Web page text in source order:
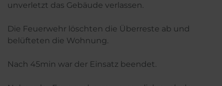
unverletzt das Gebäude verlassen.
Die Feuerwehr löschten die Überreste ab und
belüfteten die Wohnung.
Nach 45min war der Einsatz beendet.